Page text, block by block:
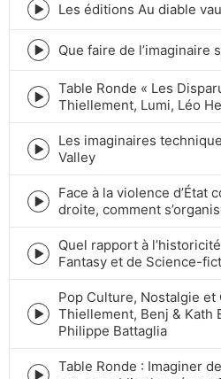
Episode
play
icon
Les éditions Au diable
Episode
play
icon
Que faire de l’imaginaire
Episode
play
icon
Table Ronde « Les
Thiellement, Lumi, Léo
Episode
play
icon
Les imaginaires
Valley
Episode
play
icon
Face à la violence d’État
droite, comment
Episode
play
icon
Quel rapport à
Fantasy et de Science-
Episode
play
Pop Culture, Nostalgie et
Thiellement, Benj & Kath
Philippe Battaglia
Table Ronde : Imaginer